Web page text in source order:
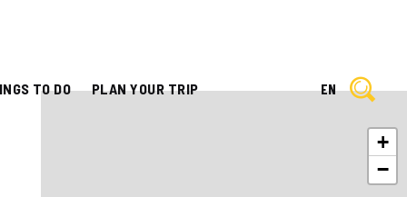
TO DO PLAN YOUR TRIP EN
+
−